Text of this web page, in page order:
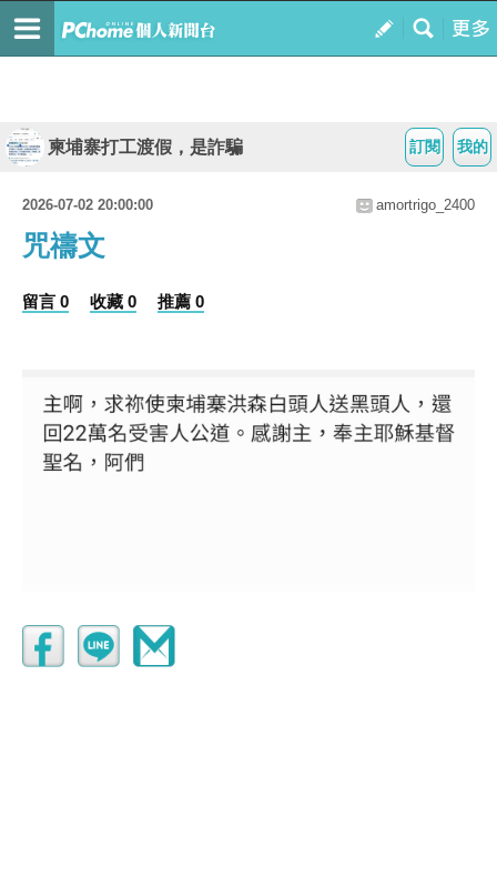
我的
訂閱
柬埔寨打工渡假，是詐騙
2026-07-02 20:00:00 amortrigo_2400
咒禱文
留言 0 收藏 0 推薦 0